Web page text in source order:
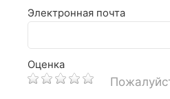
Электронная почта
Оценка